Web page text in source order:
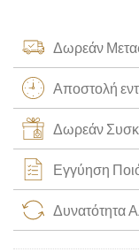
Δωρεάν
Αποστολή
Δωρεάν
Εγγύηση
Δυνατότητα